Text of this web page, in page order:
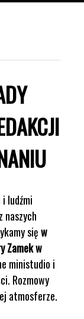
ludźmi
naszych
sięw
Zamek w
ministudio i
Rozmowy
atmosferze.